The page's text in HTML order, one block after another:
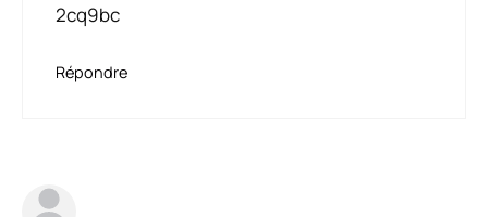
2cq9bc
Répondre